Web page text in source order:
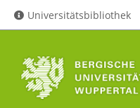
Universitätsbibliothek